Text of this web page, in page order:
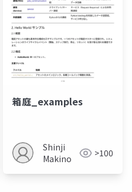
箱庭_examples
Shinji
Makino
>100